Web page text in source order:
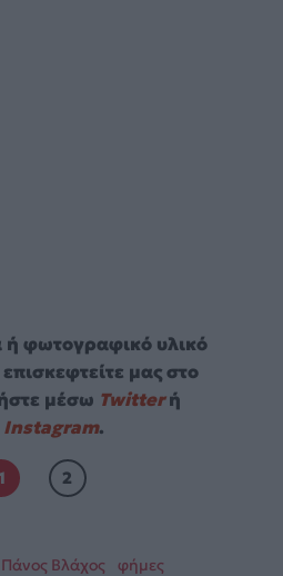
ή φωτογραφικό υλικό
επισκεφτείτε μας στο
μέσω Twitterή
Instagram.
2
Πάνος Βλάχος
φήμες